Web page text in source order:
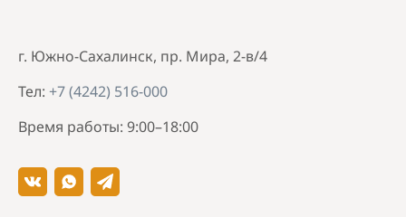
г. Южно-Сахалинск, пр. Мира, 2-в/4
Тел: +7 (4242) 516-000
Время работы: 9:00–18:00